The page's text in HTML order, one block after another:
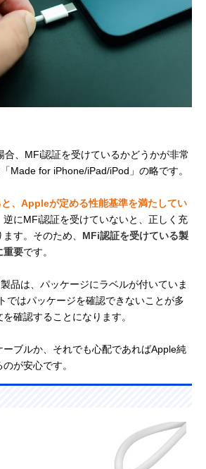
合、MFi認証を受けているかどうかが非常
Made for iPhone/iPad/iPod」の略です。
、Appleが定める性能基準を満たしてい
逆にMFi認証を受けていないと、正しく充
す。そのため、 MFi認証を受けている製
重要です。
品は、パッケージにラベルが付いていま
ではパッケージを確認できないことが多
確認することになります。
ブルか、それでも心配であればApple純
が安心です。